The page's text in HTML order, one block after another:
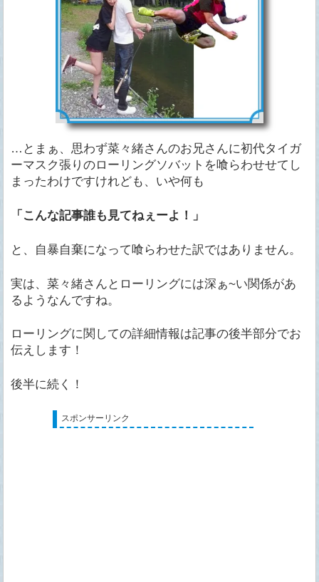
…とまぁ、思わず菜々緒さんのお兄さんに初代タイガ
ーマスク張りのローリングソバットを喰らわせせてし
まったわけですけれども、いや何も
「こんな記事誰も見てねぇーよ！」
と、自暴自棄になって喰らわせた訳ではありません。
実は、菜々緒さんとローリングには深ぁ~い関係があ
るようなんですね。
ローリングに関しての詳細情報は記事の後半部分でお
伝えします！
後半に続く！
スポンサーリンク